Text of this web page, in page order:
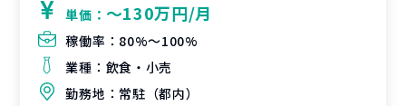
単価： 〜130万円/月
稼働率： 80%〜100%
業種： 飲食・小売
勤務地： 常駐（都内）